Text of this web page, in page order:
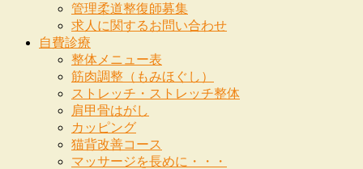
管理柔道整復師募集
求人に関するお問い合わせ
自費診療
整体メニュー表
筋肉調整（もみほぐし）
ストレッチ・ストレッチ整体
肩甲骨はがし
カッピング
猫背改善コース
マッサージを長めに・・・